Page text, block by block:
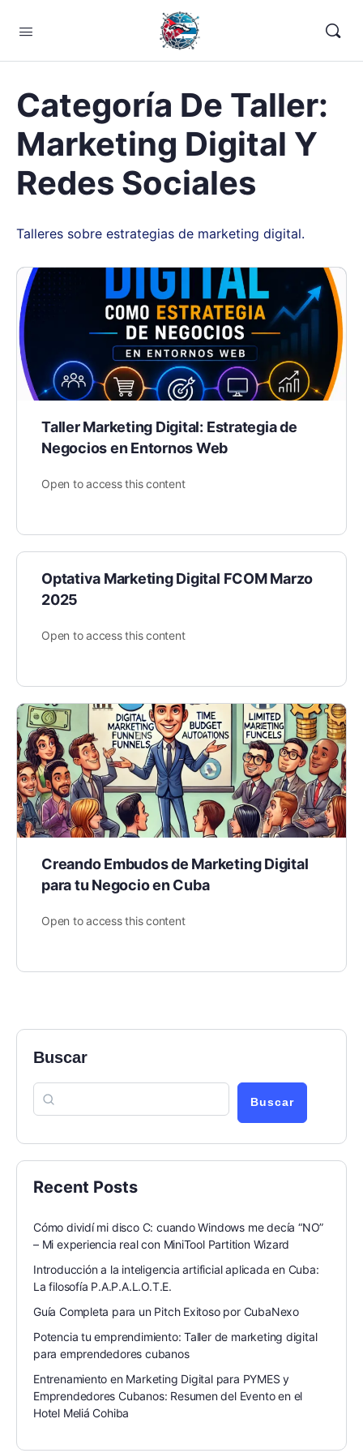
Categoría De Taller:
Marketing Digital Y
Redes Sociales
Talleres sobre estrategias de marketing digital.
Taller Marketing Digital: Estrategia de
Negocios en Entornos Web
Open to access this content
Optativa Marketing Digital FCOM Marzo
2025
Open to access this content
Creando Embudos de Marketing Digital
para tu Negocio en Cuba
Open to access this content
Buscar
Buscar
Recent Posts
Cómo dividí mi disco C: cuando Windows me decía “NO”
– Mi experiencia real con MiniTool Partition Wizard
Introducción a la inteligencia artificial aplicada en Cuba:
La filosofía P.A.P.A.L.O.T.E.
Guía Completa para un Pitch Exitoso por CubaNexo
Potencia tu emprendimiento: Taller de marketing digital
para emprendedores cubanos
Entrenamiento en Marketing Digital para PYMES y
Emprendedores Cubanos: Resumen del Evento en el
Hotel Meliá Cohiba